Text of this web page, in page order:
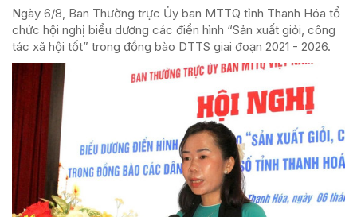
Ngày 6/8, Ban Thường trực Ủy ban MTTQ tỉnh Thanh Hóa tổ
chức hội nghị biểu dương các điển hình “Sản xuất giỏi, công
tác xã hội tốt” trong đồng bào DTTS giai đoạn 2021 - 2026.